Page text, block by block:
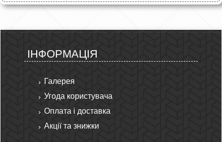
ІНФОРМАЦІЯ
Галерея
Угода користувача
Оплата і доставка
Акції та знижки